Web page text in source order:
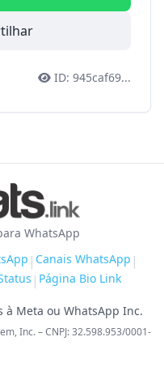
ID: 945caf69...
WhatsApp
| Canais WhatsApp |
| Página Bio Link
à Meta ou WhatsApp Inc.
Inc. – CNPJ: 32.598.953/0001-